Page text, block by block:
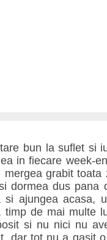
bun la suflet si
in fiecare week-
grabit
dormea dus pana
ajungea acasa,
de mai multe
si nu nici nu
dar tot nu a gasit